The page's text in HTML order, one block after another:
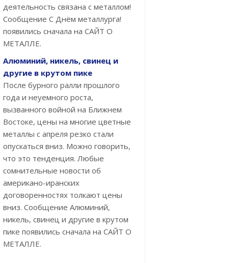
деятельность связана с металлом!
Сообщение С Днём металлурга!
появились сначала на САЙТ О
МЕТАЛЛЕ.
Алюминий, никель, свинец и
другие в крутом пике
После бурного ралли прошлого
года и неуемного роста,
вызванного войной на Ближнем
Востоке, цены на многие цветные
металлы с апреля резко стали
опускаться вниз. Можно говорить,
что это тенденция. Любые
сомнительные новости об
американо-иранских
договоренностях толкают цены
вниз. Сообщение Алюминий,
никель, свинец и другие в крутом
пике появились сначала на САЙТ О
МЕТАЛЛЕ.